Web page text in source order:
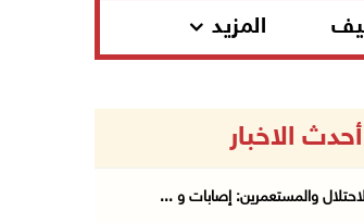
المزيد
أحدث الاخبار
والمستعمرين: إصابات و ...